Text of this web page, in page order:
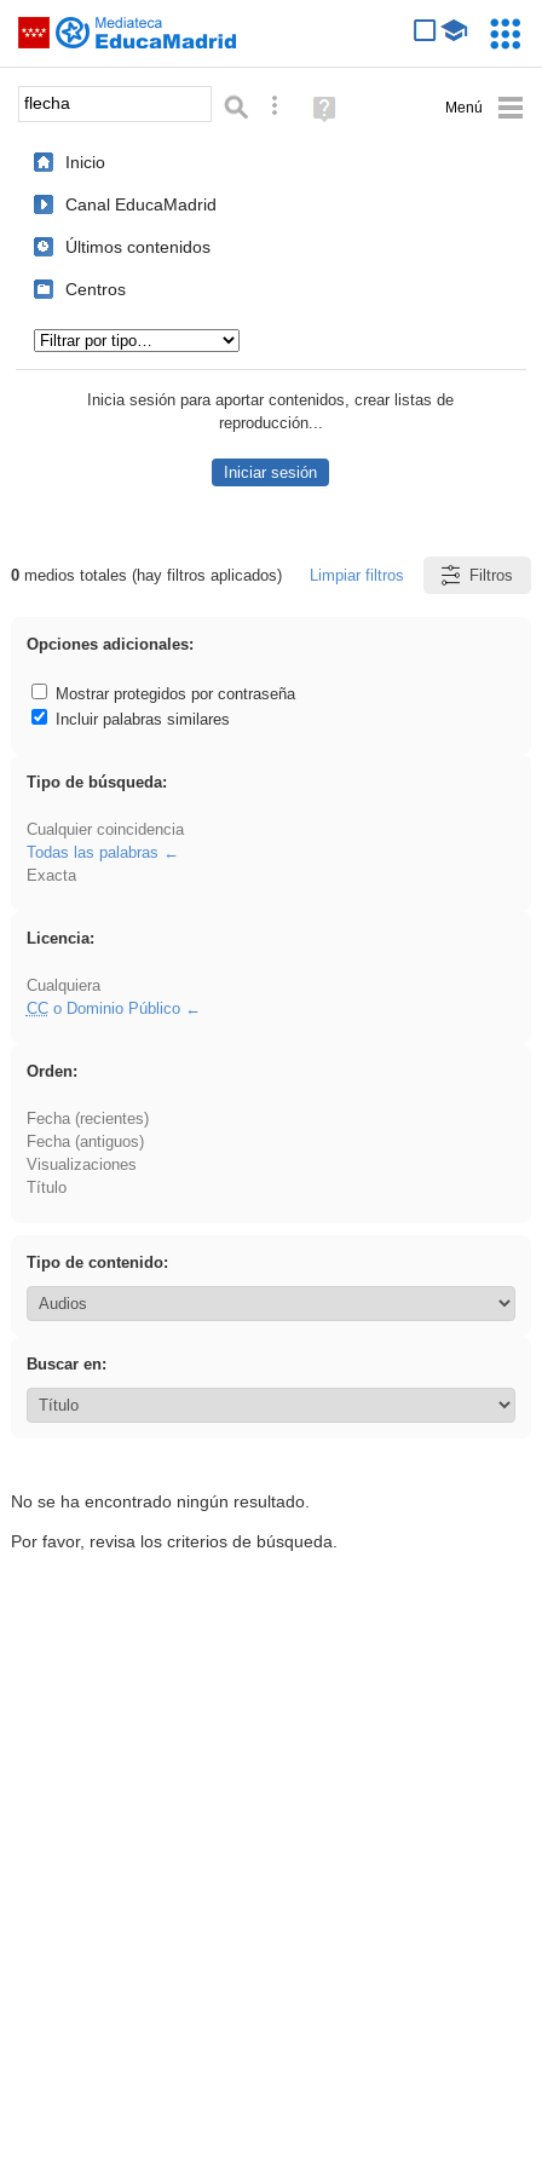
Saltar navegación
Palabra o frase: Búsqueda avanzada
Ayuda
(en
Inicio
Canal EducaMadrid
Últimos contenidos
Centros
Inicia sesión para aportar contenidos, crear listas de
reproducción...
Iniciar sesión
Resultados de: flecha
0medios totales (hay filtros aplicados) Limpiar filtros Filtros
Opciones adicionales:
Mostrar protegidos por contraseña
Incluir palabras similares
Tipo de búsqueda:
Cualquier coincidencia
Todas las palabras
Exacta
Licencia:
Cualquiera
CCo Dominio Público
Orden:
Fecha (recientes)
Fecha (antiguos)
Visualizaciones
Título
Tipo de contenido:
Buscar en:
No se ha encontrado ningún resultado.
Por favor, revisa los criterios de búsqueda.